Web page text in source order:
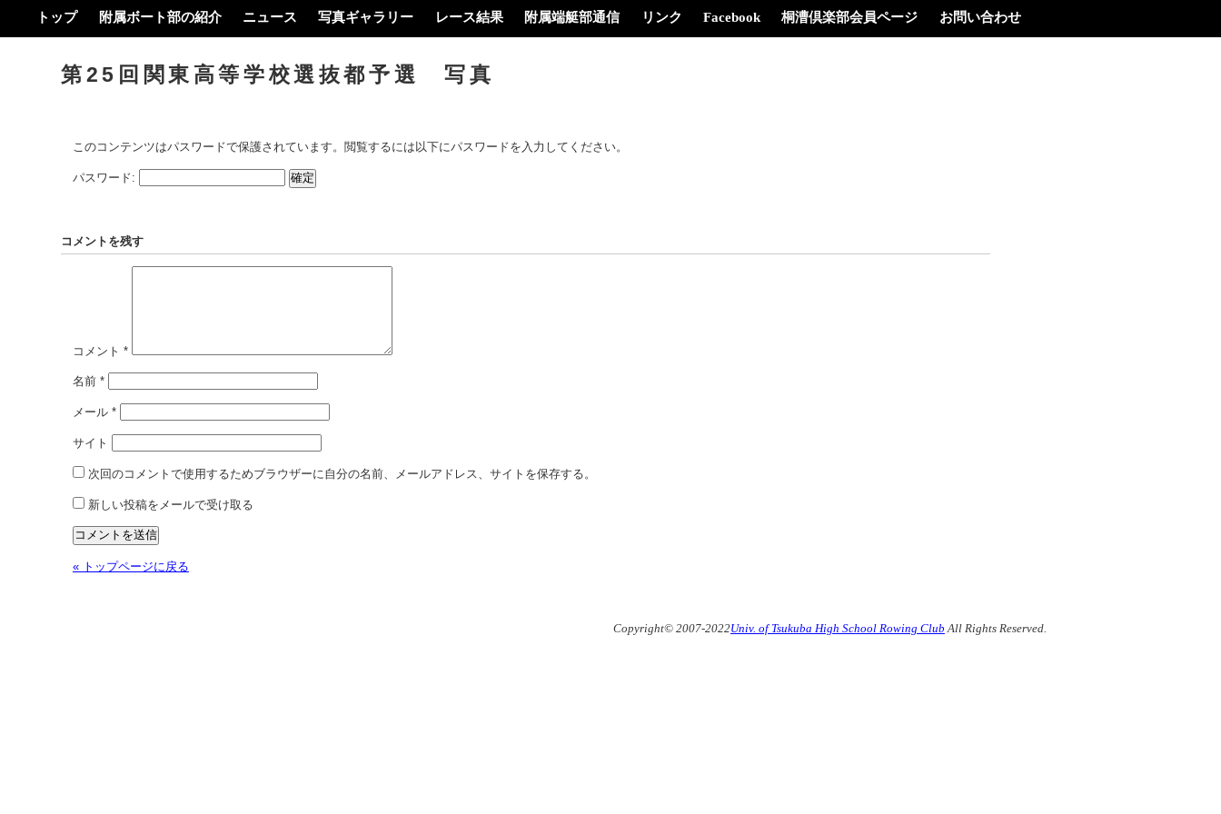
トップ 附属ボート部の紹介 ニュース 写真ギャラリー レース結果 附属端艇部通信 リンク Facebook 桐漕倶楽部会員ページ お問い合わせ
第25回関東高等学校選抜都予選 写真
このコンテンツはパスワードで保護されています。閲覧するには以下にパスワードを入力してください。
パスワード:
コメントを残す
コメント *
名前 *
メール *
サイト
次回のコメントで使用するためブラウザーに自分の名前、メールアドレス、サイトを保存する。
新しい投稿をメールで受け取る
« トップページに戻る
Copyright© 2007-2022Univ. of Tsukuba High School Rowing Club All Rights Reserved.